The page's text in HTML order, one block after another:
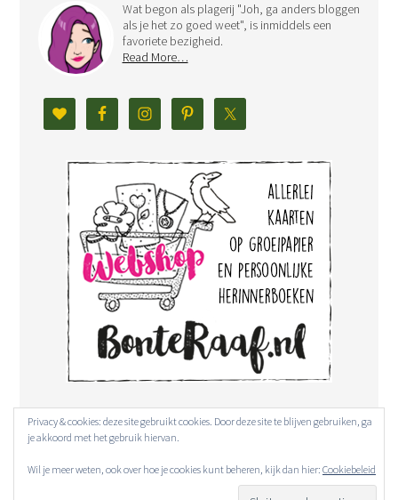
Wat begon als plagerij "Joh, ga anders bloggen
als je het zo goed weet", is inmiddels een
favoriete bezigheid.
Read More…
Privacy & cookies: deze site gebruikt cookies. Door deze site te blijven gebruiken, ga
je akkoord met het gebruik hiervan.
Wil je meer weten, ook over hoe je cookies kunt beheren, kijk dan hier: Cookiebeleid